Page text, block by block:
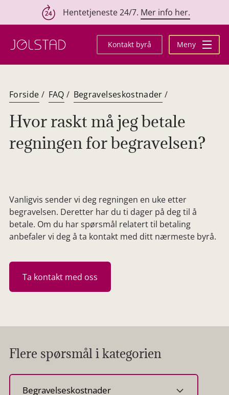
innhold
Hentetjeneste 24/7. Mer info her.
Kontakt byrå Meny
Forside / FAQ / Begravelseskostnader /
Hvor raskt må jeg betale
regningen for begravelsen?
Vanligvis sender vi deg regningen en uke etter
begravelsen. Deretter har du ti dager på deg til å
betale. Om du har spørsmål relatert til betaling
anbefaler vi deg å ta kontakt med ditt nærmeste byrå.
Ta kontakt med oss
Flere spørsmål i kategorien
Velg